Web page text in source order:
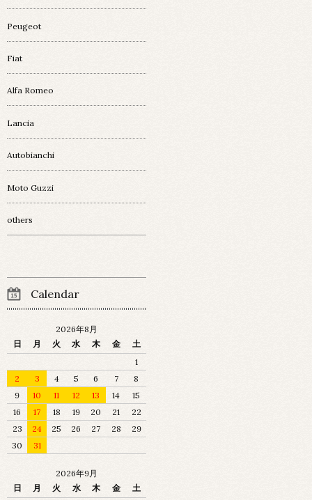
Peugeot
Fiat
Alfa Romeo
Lancia
Autobianchi
Moto Guzzi
others
Calendar
2026年8月
日
月 火 水 木 金
土
1
2
3 4 5 6 7
8
9
10 11 12 13 14
15
16
17 18 19 20 21
22
23
24 25 26 27 28
29
30
31
2026年9月
日
月 火 水 木 金
土